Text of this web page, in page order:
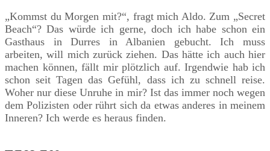
„Kommst du Morgen mit?“, fragt mich Aldo. Zum „Secret
Beach“? Das würde ich gerne, doch ich habe schon ein
Gasthaus in Durres in Albanien gebucht. Ich muss
arbeiten, will mich zurück ziehen. Das hätte ich auch hier
machen können, fällt mir plötzlich auf. Irgendwie hab ich
schon seit Tagen das Gefühl, dass ich zu schnell reise.
Woher nur diese Unruhe in mir? Ist das immer noch wegen
dem Polizisten oder rührt sich da etwas anderes in meinem
Inneren? Ich werde es heraus finden.